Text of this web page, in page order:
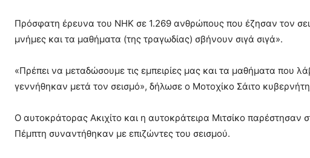
Πρόσφατη έρευνα του NHK σε 1.269 ανθρώπους που έζησαν τον
μνήμες και τα μαθήματα (της τραγωδίας) σβήνουν σιγά σιγά».
«Πρέπει να μεταδώσουμε τις εμπειρίες μας και τα μαθήματα που
γεννήθηκαν μετά τον σεισμό», δήλωσε ο Μοτοχίκο Σάιτο
Ο αυτοκράτορας Ακιχίτο και η αυτοκράτειρα Μιτσίκο
Πέμπτη συναντήθηκαν με επιζώντες του σεισμού.